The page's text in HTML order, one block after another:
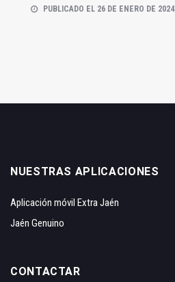
PUBLICADO EL 26 DE ENERO DE 2024
NUESTRAS APLICACIONES
Aplicación móvil Extra Jaén
Jaén Genuino
CONTACTAR